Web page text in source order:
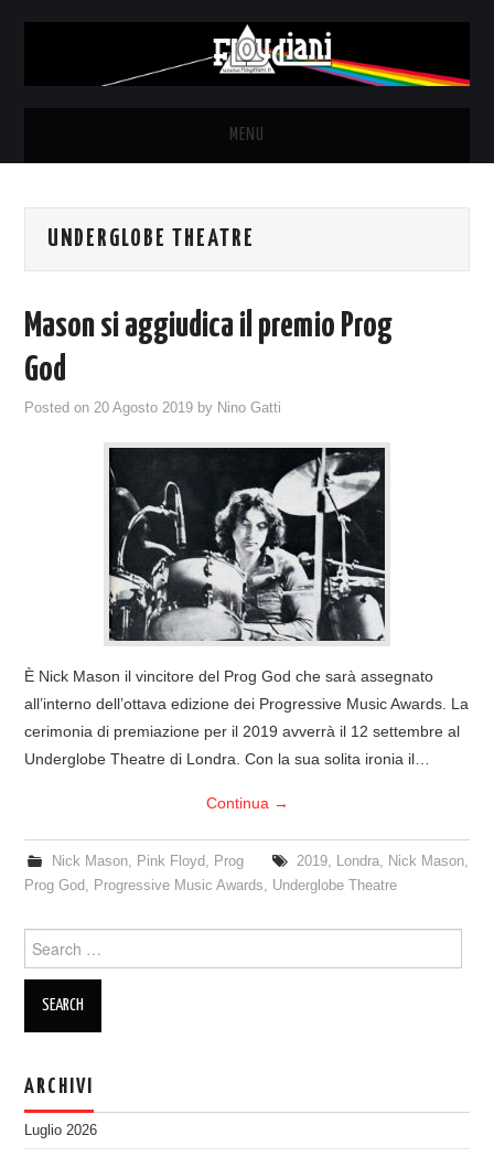
MENU
NEWS
SYD BARRETT – ALLE SOGLIE
DELL’ALBA
COVER & TRIBUTI
DISCOGRAFIA
CONTATTI
PINKFLOYDIANE
UNDERGLOBE THEATRE
Mason si aggiudica il premio Prog
God
Posted on20 Agosto 2019 by Nino Gatti
È Nick Mason il vincitore del Prog God che sarà assegnato
all’interno dell’ottava edizione dei Progressive Music Awards. La
cerimonia di premiazione per il 2019 avverrà il 12 settembre al
Underglobe Theatre di Londra. Con la sua solita ironia il…
Continua →
Nick Mason, Pink Floyd, Prog 2019, Londra, Nick Mason,
Prog God, Progressive Music Awards, Underglobe Theatre
for:
ARCHIVI
Luglio 2026